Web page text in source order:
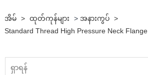
အိမ် > ထုတ်ကုန်များ > အနားကွပ် >
Standard Thread High Pressure Neck Flange